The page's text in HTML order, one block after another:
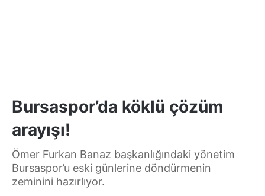
Bursaspor’da köklü çözüm
arayışı!
Ömer Furkan Banaz başkanlığındaki yönetim
Bursaspor’u eski günlerine döndürmenin
zeminini hazırlıyor.